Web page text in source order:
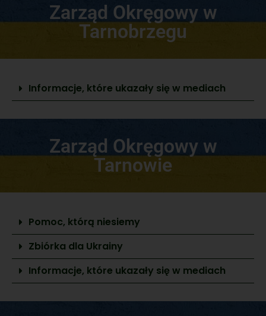
Zarząd Okręgowy w
Tarnobrzegu
Informacje, które ukazały się w mediach
Zarząd Okręgowy w
Tarnowie
Pomoc, którą niesiemy
Zbiórka dla Ukrainy
Informacje, które ukazały się w mediach